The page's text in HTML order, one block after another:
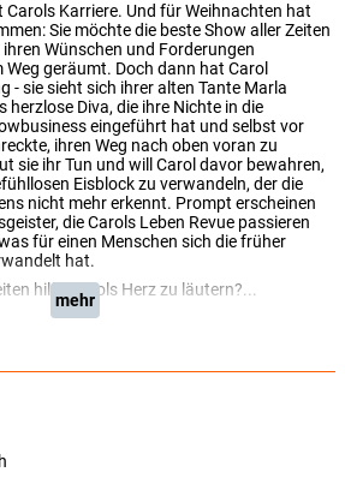
Carols Karriere. Und für Weihnachten hat
Sie möchte die beste Show aller Zeiten
ihren Wünschen und Forderungen
geräumt. Doch dann hat Carol
- sie sieht sich ihrer alten Tante Marla
herzlose Diva, die ihre Nichte in die
eingeführt hat und selbst vor
ihren Weg nach oben voran zu
sie ihr Tun und will Carol davor bewahren,
Eisblock zu verwandeln, der die
nicht mehr erkennt. Prompt erscheinen
die Carols Leben Revue passieren
für einen Menschen sich die früher
hat.
hilft, Carols Herz zu läutern?...
mehr